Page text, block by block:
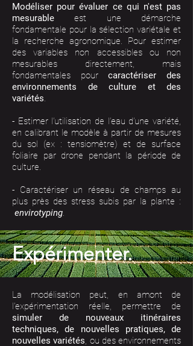
Modéliser pour évaluer ce qui n'est pas
mesurableest une démarche
fondamentale pour la sélection variétale et
la recherche agronomique. Pour estimer
des variables non accessibles ou non
mesurables directement, mais
fondamentales pourcaractériser des
environnements de culture et des
variétés.
- Estimer l’utilisation de l’eau d’une variété,
en calibrant le modèle à partir de mesures
du sol (ex : tensiomètre) et de surface
foliaire par drone pendant la période de
culture.
- Caractériser un réseau de champs au
plus près des stress subis par la plante :
envirotyping.
Expérimenter.
La modélisation peut, en amont de
l'expérimentation réelle, permettre de
simuler de nouveaux itinéraires
techniques, de nouvelles pratiques, de
nouvelles variétés, ou des environnements